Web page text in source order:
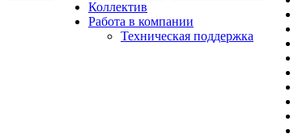
Коллектив
Работа в компании
Техническая поддержка